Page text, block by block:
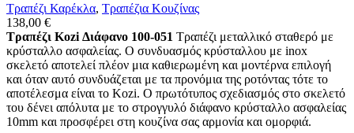
Τραπέζι Καρέκλα, Tραπέζια Κουζίνας
138,00 €
Τραπέζι Kozi Διάφανο 100-051 Τραπέζι μεταλλικό σταθερό με
κρύσταλλο ασφαλείας. Ο συνδυασμός κρύσταλλου με inox
σκελετό αποτελεί πλέον μια καθιερωμένη και μοντέρνα επιλογή
και όταν αυτό συνδυάζεται με τα προνόμια της ροτόντας τότε το
αποτέλεσμα είναι το Κozi. Ο πρωτότυπος σχεδιασμός στο σκελετό
του δένει απόλυτα με το στρογγυλό διάφανο κρύσταλλο ασφαλείας
10mm και προσφέρει στη κουζίνα σας αρμονία και ομορφιά.